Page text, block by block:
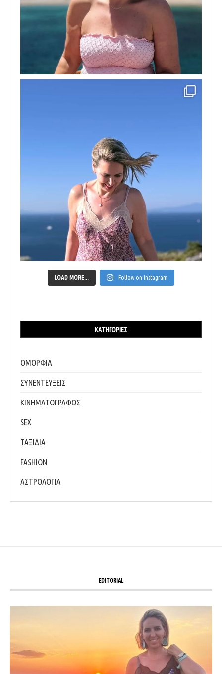
LOAD MORE... Follow on Instagram
ΚΑΤΗΓΟΡΊΕΣ
ΟΜΟΡΦΙΑ
ΣΥΝΕΝΤΕΥΞΕΙΣ
ΚΙΝΗΜΑΤΟΓΡΑΦΟΣ
SEX
ΤΑΞΙΔΙΑ
FASHION
ΑΣΤΡΟΛΟΓΙΑ
EDITORIAL